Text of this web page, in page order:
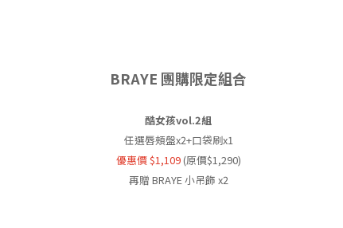
BRAYE 團購限定組合
酷女孩vol.2組
任選唇頰盤x2+口袋刷x1
優惠價 $1,109(原價$1,290)
再贈 BRAYE 小吊飾 x2